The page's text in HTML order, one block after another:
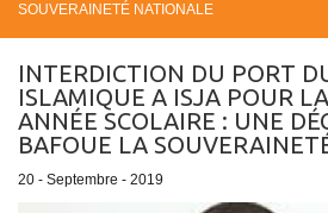
SOUVERAINETÉ NATIONALE
INTERDICTION DU PORT
ISLAMIQUE A ISJA POUR
ANNÉE SCOLAIRE : UNE
BAFOUE LA
20 - Septembre - 2019